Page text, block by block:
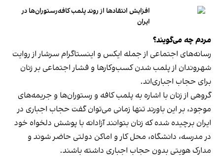
افزایش انتقادها از روند پلمب کافه‌رستوران‌ها در
ایران
مردم چه می‌گویند؟
رسانه‎‌های اجتماعی از جمله ایکس و اینستاگرام سرشار از روایت
شهروندان از پلمب شدن کسب‌وکارها و فشار اجتماعی بر زنان
برای حجاب اجباری‌اند.
گروهی از زنان با اشاره به پلمب کافه و رستوران‌ها و جریمه‌های
موجود، بر این باورند تنها زمانی می‌توان گفت حجاب اجباری در
ایران برچیده شده که زنان بتوانند آزادانه با پوشش دلخواه خود
در مدرسه، دانشگاه، محل کار و اماکن دولتی حاضر شوند و
مدارک هویتی بدون حجاب اجباری داشته باشند.